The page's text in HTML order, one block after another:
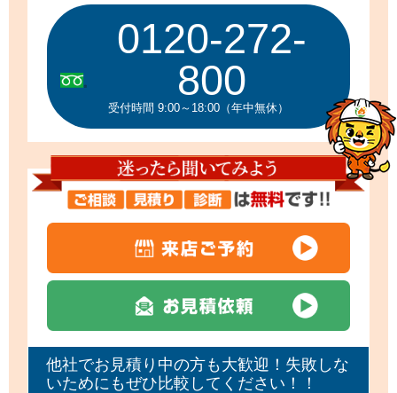
0120-272-
800
受付時間 9:00～18:00（年中無休）
他社でお見積り中の方も大歓迎！失敗しな
いためにもぜひ比較してください！！